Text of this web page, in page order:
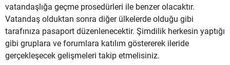
vatandaşlığa geçme prosedürleri ile benzer olacaktır.
Vatandaş olduktan sonra diğer ülkelerde olduğu gibi
tarafınıza pasaport düzenlenecektir. Şimdilik herkesin yaptığı
gibi gruplara ve forumlara katılım göstererek ileride
gerçekleşecek gelişmeleri takip etmelisiniz.